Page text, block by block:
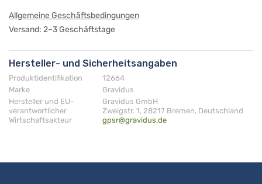
Allgemeine Geschäftsbedingungen
Versand: 2–3 Geschäftstage
Hersteller- und Sicherheitsangaben
Produktidentifikation
12664
Marke
Gravidus
Hersteller und EU-
verantwortlicher
Wirtschaftsakteur
Gravidus GmbH
Zweigstr. 1, 28217 Bremen, Deutschland
gpsr@gravidus.de